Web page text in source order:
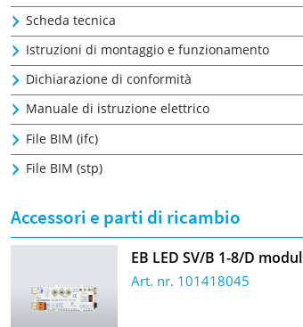
Scheda tecnica
Istruzioni di montaggio e funzionamento
Dichiarazione di conformità
Manuale di istruzione elettrico
File BIM (ifc)
File BIM (stp)
Accessori e parti di ricambio
EB LED SV/B 1-8/D modul
Art. nr. 101418045